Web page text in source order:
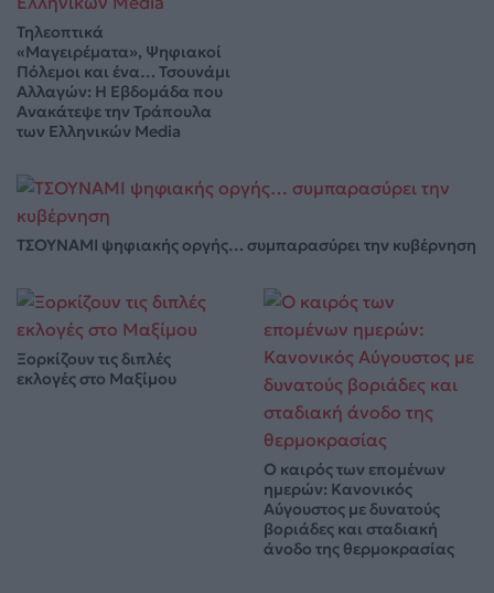
Τηλεοπτικά
«Μαγειρέματα», Ψηφιακοί
Πόλεμοι και ένα… Τσουνάμι
Αλλαγών: Η Εβδομάδα που
Ανακάτεψε την Τράπουλα
των Ελληνικών Media
ΤΣΟΥΝΑΜΙ ψηφιακής οργής… συμπαρασύρει την κυβέρνηση
Ξορκίζουν τις διπλές
εκλογές στο Μαξίμου
Ο καιρός των επομένων
ημερών: Κανονικός
Αύγουστος με δυνατούς
βοριάδες και σταδιακή
άνοδο της θερμοκρασίας